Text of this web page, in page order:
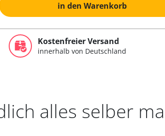
in den Warenkorb
Kostenfreier Versand
innerhalb von Deutschland
alles selber